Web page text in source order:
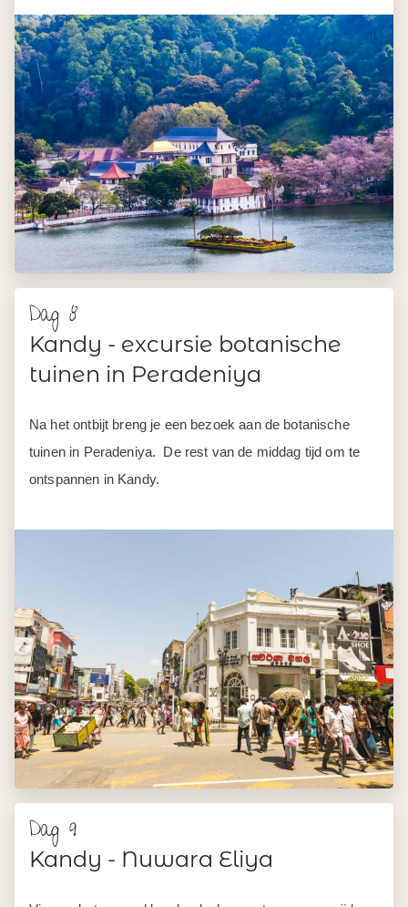
Dag 8
Kandy - excursie botanische
tuinen in Peradeniya
Na het ontbijt breng je een bezoek aan de botanische
tuinen in Peradeniya. De rest van de middag tijd om te
ontspannen in Kandy.
Dag 9
Kandy - Nuwara Eliya